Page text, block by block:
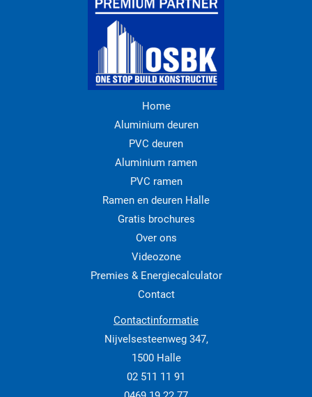
Home
Aluminium deuren
PVC deuren
Aluminium ramen
PVC ramen
Ramen en deuren Halle
Gratis brochures
Over ons
Videozone
Premies & Energiecalculator
Contact
Contactinformatie
Nijvelsesteenweg 347,
1500 Halle
02 511 11 91